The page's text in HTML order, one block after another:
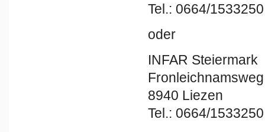
Tel.: 0664/1533250
oder
INFAR Steiermark
8940 Liezen
Tel.: 0664/1533250